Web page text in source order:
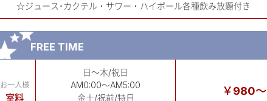
☆ジュース･カクテル・サワー・ハイボール各種飲み放題付き
FREE TIME
お一人様
室料
日～木/祝日
AM0:00～AM5:00
金土/祝前/特日
￥980～